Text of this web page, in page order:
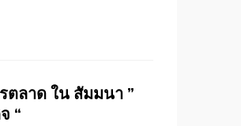
ลาด ใน สัมมนา ”
“